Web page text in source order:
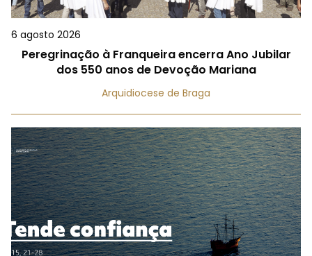
6 agosto 2026
Peregrinação à Franqueira encerra Ano Jubilar
dos 550 anos de Devoção Mariana
Arquidiocese de Braga